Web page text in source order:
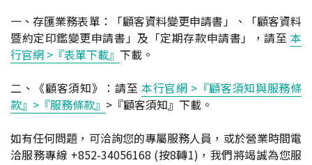
一、存匯業務表單：「顧客資料變更申請書」、「顧客資料
暨約定印鑑變更申請書」及「定期存款申請書」，請至 本
行官網 >『表單下載』 下載。
二、《顧客須知》：請至 本行官網 >『顧客須知與服務條
款』>『服務條款』 >『顧客須知』下載。
如有任何問題，可洽詢您的專屬服務人員，或於營業時間電
洽服務專線 +852-34056168 (按8轉1)，我們將竭誠為您服